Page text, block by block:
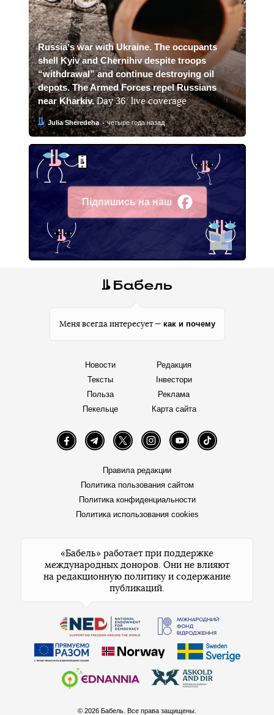
Russiaʼs war with Ukraine. The occupants
shell Kyiv and Chernihiv despite troops
“withdrawal” and continue destroying oil
depots. The Armed Forces repel Russians
near Kharkiv.Day 36: live coverage
Автор:
Julia Sheredeha
Дата: четыре года назад
Підпишись на наш
Facebook
Меня всегда интересует — как и почему
Новости
Тексты
Польза
Пекельце
Редакция
Інвестори
Реклама
Карта сайта
FacebookTelegramTwitter InstagramYouTube TikTok
Правила редакции
Политика пользования сайтом
Политика конфиденциальности
Политика использования cookies
«Бабель» работает при поддержке
международных доноров. Они не влияют
на редакционную политику и содержание
публикаций.
© 2026 Бабель. Все права защищены.